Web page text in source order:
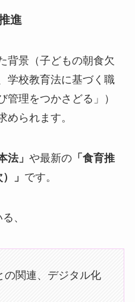
進
背景（子どもの朝食欠
学校教育法に基づく職
管理をつかさどる」）
められます。
法」 や最新の「食育推
」 です。
、
の関連、デジタル化